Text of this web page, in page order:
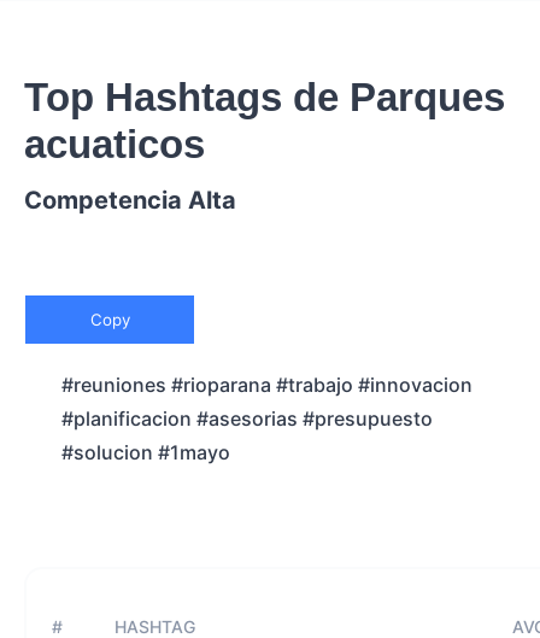
Top Hashtags de Parques
acuaticos
Competencia Alta
Copy
#reuniones #rioparana #trabajo #innovacion
#planificacion #asesorias #presupuesto
#solucion #1mayo
# HASHTAG